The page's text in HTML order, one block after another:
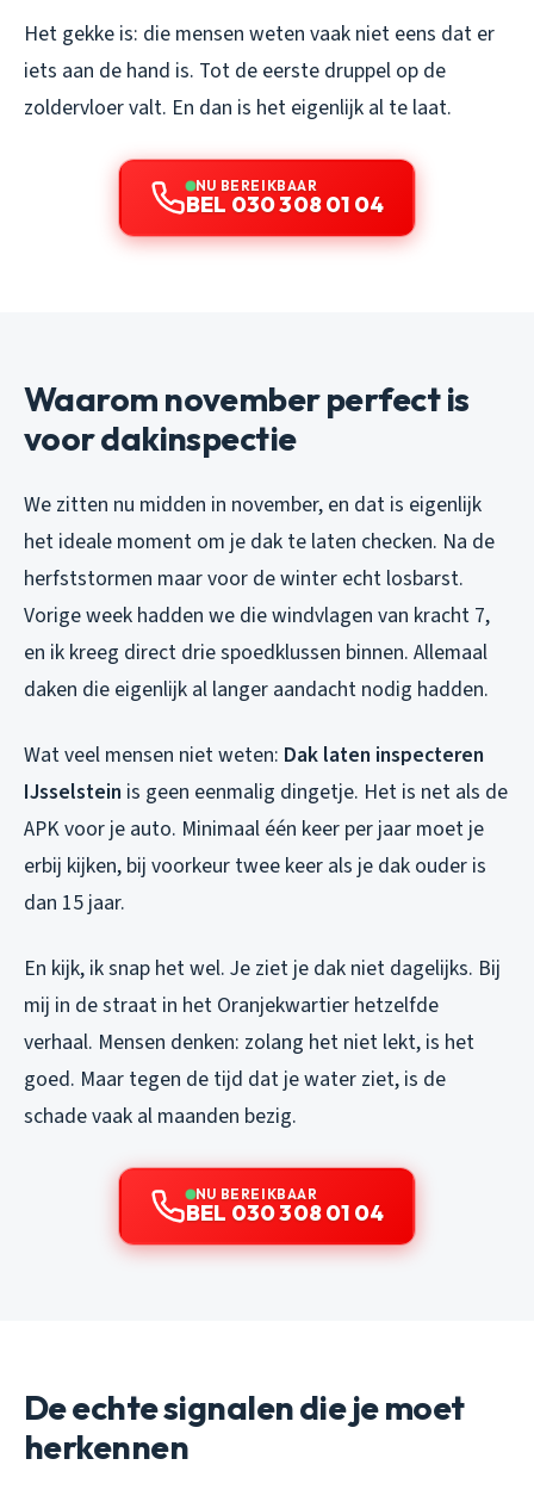
Het gekke is: die mensen weten vaak niet eens dat er
iets aan de hand is. Tot de eerste druppel op de
zoldervloer valt. En dan is het eigenlijk al te laat.
NU BEREIKBAAR
BEL 030 308 01 04
Waarom november perfect is
voor dakinspectie
We zitten nu midden in november, en dat is eigenlijk
het ideale moment om je dak te laten checken. Na de
herfststormen maar voor de winter echt losbarst.
Vorige week hadden we die windvlagen van kracht 7,
en ik kreeg direct drie spoedklussen binnen. Allemaal
daken die eigenlijk al langer aandacht nodig hadden.
Wat veel mensen niet weten: Dak laten inspecteren
IJsselstein is geen eenmalig dingetje. Het is net als de
APK voor je auto. Minimaal één keer per jaar moet je
erbij kijken, bij voorkeur twee keer als je dak ouder is
dan 15 jaar.
En kijk, ik snap het wel. Je ziet je dak niet dagelijks. Bij
mij in de straat in het Oranjekwartier hetzelfde
verhaal. Mensen denken: zolang het niet lekt, is het
goed. Maar tegen de tijd dat je water ziet, is de
schade vaak al maanden bezig.
NU BEREIKBAAR
BEL 030 308 01 04
De echte signalen die je moet
herkennen